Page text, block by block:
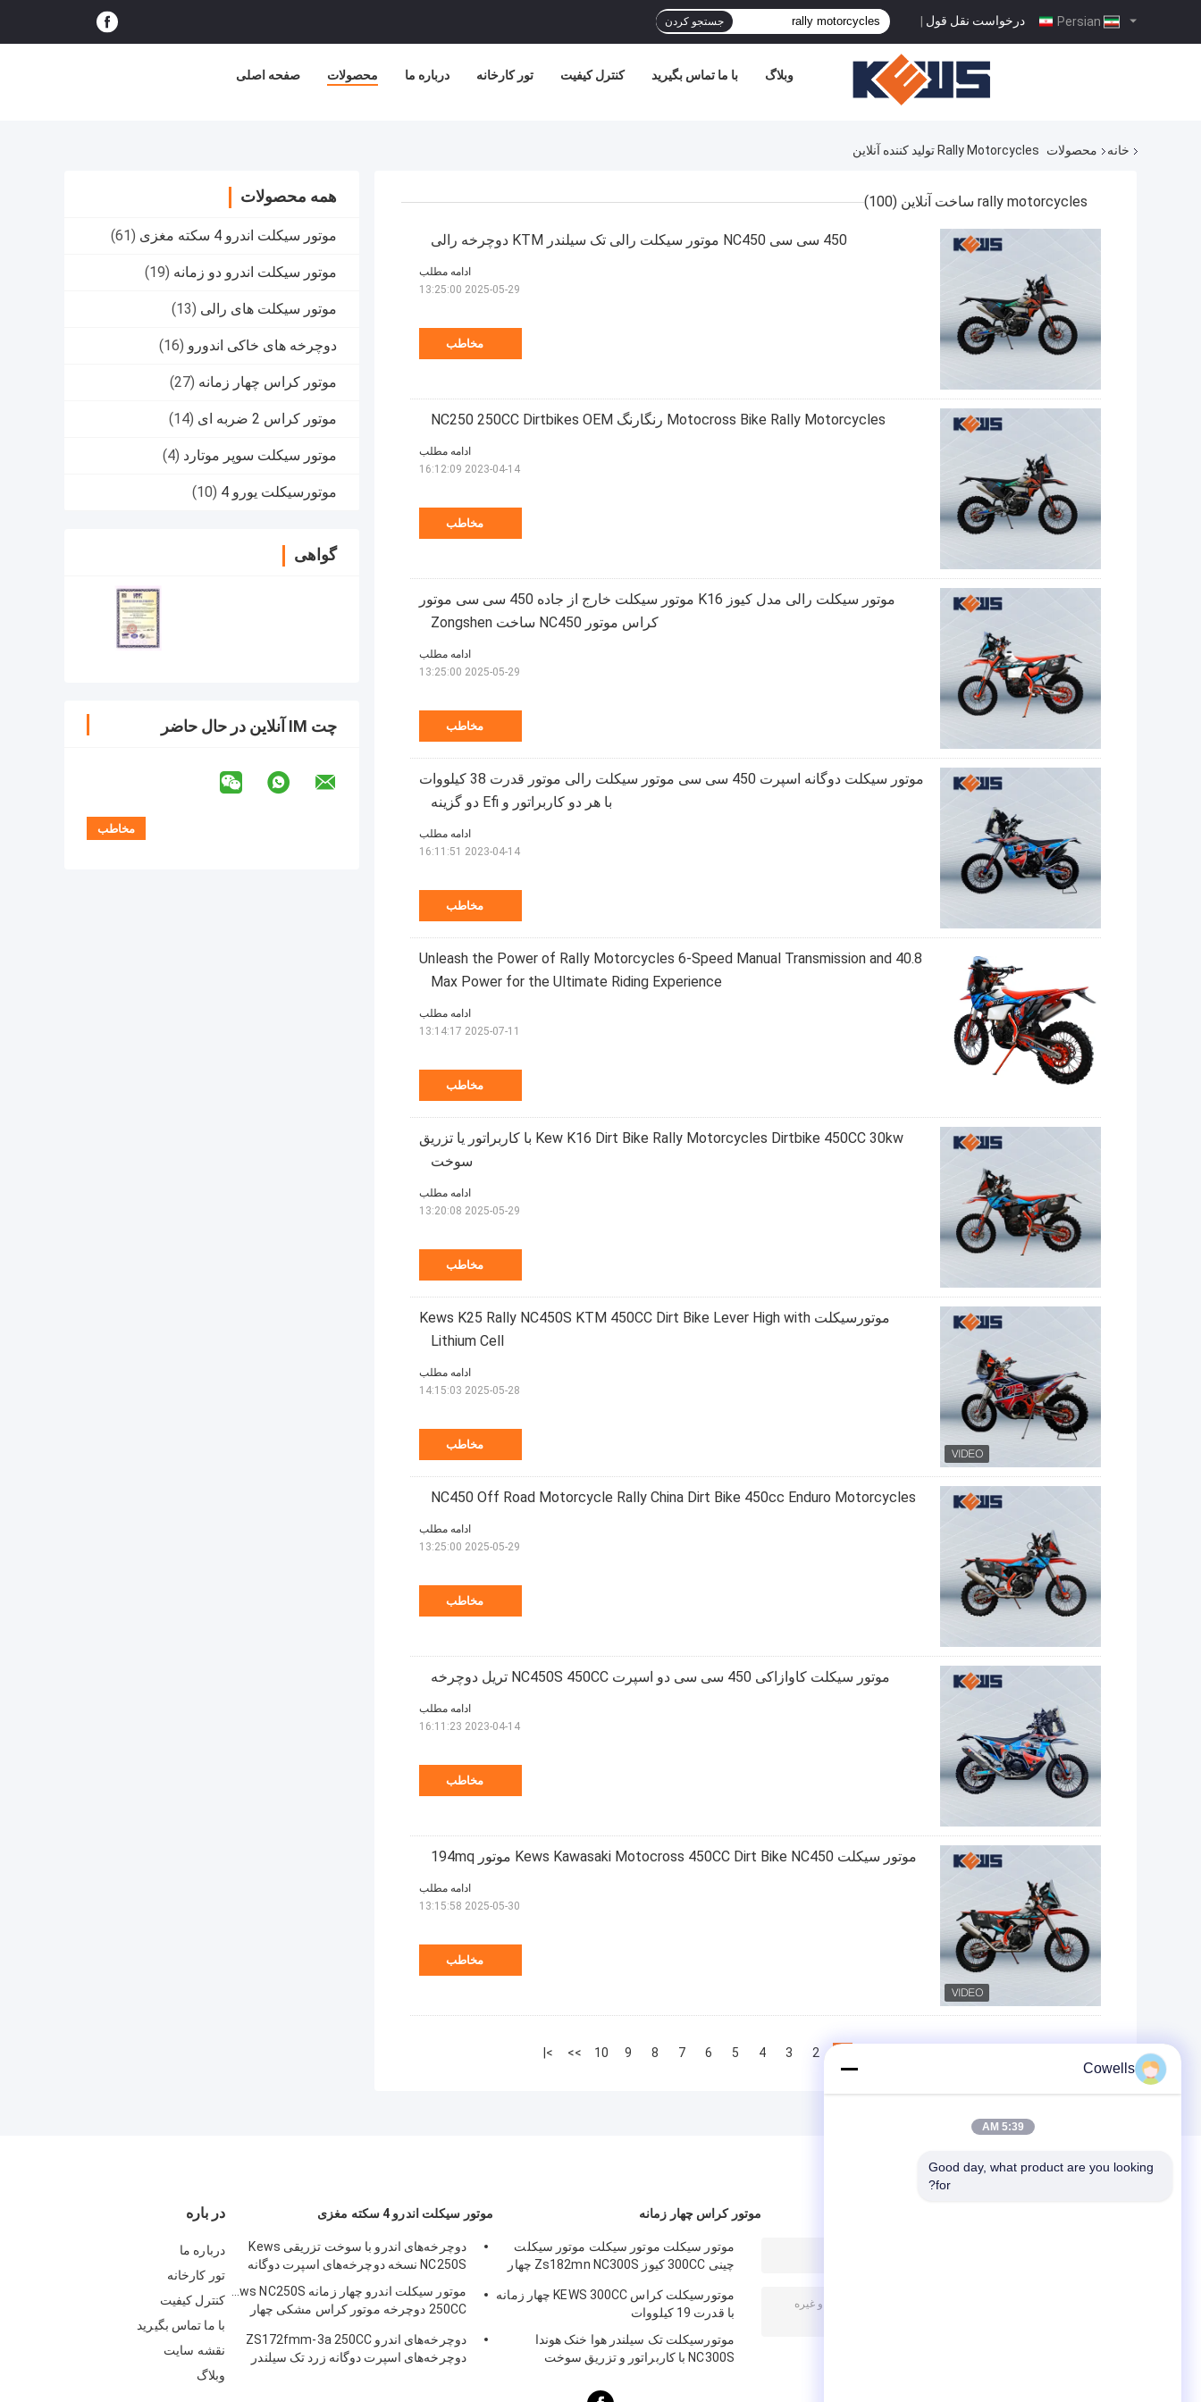
درخواست نقل قول | جستجو کردن
صفحه اصلی محصولات درباره ما تور کارخانه کنترل کیفیت با ما تماس بگیرید وبلاگ
خانه محصولات Rally Motorcycles تولید کننده آنلاین
همه محصولات
موتور سیکلت اندرو 4 سکته مغزی (61)
موتور سیکلت اندرو دو زمانه (19)
موتور سیکلت های رالی (13)
دوچرخه های خاکی اندورو (16)
موتور کراس چهار زمانه (27)
موتور کراس 2 ضربه ای (14)
موتور سیکلت سوپر موتارد (4)
موتورسیکلت یورو 4 (10)
گواهی
چت IM آنلاین در حال حاضر
rally motorcycles ساخت آنلاین (100)
450 سی سی NC450 موتور سیکلت رالی تک سیلندر KTM دوچرخه رالی
مخاطب
ادامه مطلب
2025-05-29 13:25:00
Motocross Bike Rally Motorcycles رنگارنگ NC250 250CC Dirtbikes OEM
مخاطب
ادامه مطلب
2023-04-14 16:12:09
موتور سیکلت رالی مدل کیوز K16 موتور سیکلت خارج از جاده 450 سی سی موتور
کراس موتور NC450 ساخت Zongshen
مخاطب
ادامه مطلب
2025-05-29 13:25:00
موتور سیکلت دوگانه اسپرت 450 سی سی موتور سیکلت رالی موتور قدرت 38 کیلووات
با هر دو کاربراتور و Efi دو گزینه
مخاطب
ادامه مطلب
2023-04-14 16:11:51
Unleash the Power of Rally Motorcycles 6-Speed Manual Transmission and 40.8
Max Power for the Ultimate Riding Experience
مخاطب
ادامه مطلب
2025-07-11 13:14:17
Kew K16 Dirt Bike Rally Motorcycles Dirtbike 450CC 30kw با کاربراتور یا تزریق
سوخت
مخاطب
ادامه مطلب
2025-05-29 13:20:08
موتورسیکلت Kews K25 Rally NC450S KTM 450CC Dirt Bike Lever High with
Lithium Cell
مخاطب
ادامه مطلب
2025-05-28 14:15:03
NC450 Off Road Motorcycle Rally China Dirt Bike 450cc Enduro Motorcycles
مخاطب
ادامه مطلب
2025-05-29 13:25:00
موتور سیکلت کاوازاکی 450 سی سی دو اسپرت NC450S 450CC تریل دوچرخه
مخاطب
ادامه مطلب
2023-04-14 16:11:23
موتور سیکلت Kews Kawasaki Motocross 450CC Dirt Bike NC450 موتور 194mq
مخاطب
ادامه مطلب
2025-05-30 13:15:58
2
3
4
5
6
7
8
9
10
>>
>|
در باره
درباره ما
تور کارخانه
کنترل کیفیت
با ما تماس بگیرید
نقشه سایت
وبلاگ
موتور سیکلت اندرو 4 سکته مغزی
دوچرخه‌های اندرو با سوخت تزریقی Kews
NC250S نسخه دوچرخه‌های اسپرت دوگانه
موتور سیکلت اندرو چهار زمانه Kews NC250S
250CC دوچرخه موتور کراس مشکی چهار
دوچرخه‌های اندرو ZS172fmm-3a 250CC
دوچرخه‌های اسپرت دوگانه زرد تک سیلندر
موتور کراس چهار زمانه
موتور سیکلت موتور سیکلت موتور سیکلت
چینی 300CC کیوز Zs182mn NC300S چهار
موتورسیکلت کراس KEWS 300CC چهار زمانه
با قدرت 19 کیلووات
موتورسیکلت تک سیلندر هوا خنک هوندا
NC300S با کاربراتور و تزریق سوخت
Cowells
5:39 AM
Good day, what product are you looking
for?